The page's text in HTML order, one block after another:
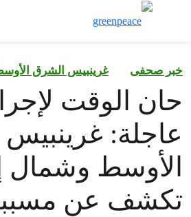
خبر صحفى غرينبيس الشرق
حان الوقت
عاجلة:
الأوسط وشمال
تكشف عن